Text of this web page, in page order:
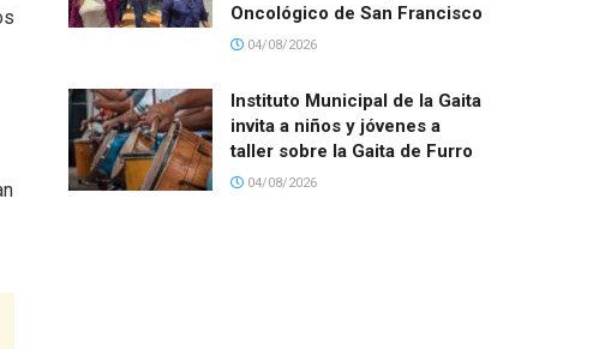
Oncológico de San Francisco
04/08/2026
Instituto Municipal de la Gaita
invita a niños y jóvenes a
taller sobre la Gaita de Furro
04/08/2026